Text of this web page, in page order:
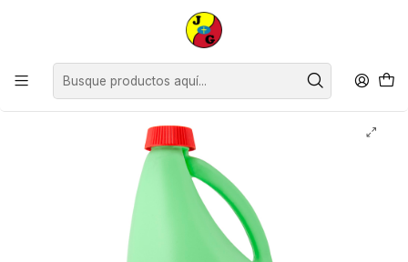
Disponible sólo Retiro en Tienda Osorno.
Aerosoles y Desinfectantes
Cloro Líquido Tradicional Clorinda ( 2 x 2 KG )